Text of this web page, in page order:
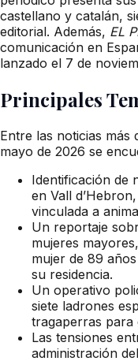
castellano y catalán,
editorial. Además, EL
comunicación en
lanzado el 7 de
Principales
Entre las noticias más
mayo de 2026 se
Identificación de
en Vall
vinculada a
Un reportaje
mujeres
mujer de 89
su residencia.
Un operativo
siete ladrones
tragaperras para
Las tensiones
administración